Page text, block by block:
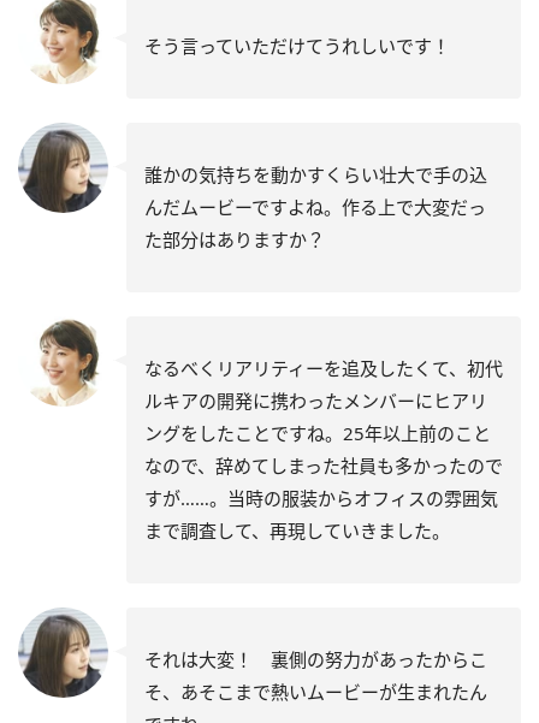
そう言っていただけてうれしいです！
誰かの気持ちを動かすくらい壮大で手の込
んだムービーですよね。作る上で大変だっ
た部分はありますか？
なるべくリアリティーを追及したくて、初代
ルキアの開発に携わったメンバーにヒアリ
ングをしたことですね。25年以上前のこと
なので、辞めてしまった社員も多かったので
すが……。当時の服装からオフィスの雰囲気
まで調査して、再現していきました。
それは大変！ 裏側の努力があったからこ
そ、あそこまで熱いムービーが生まれたん